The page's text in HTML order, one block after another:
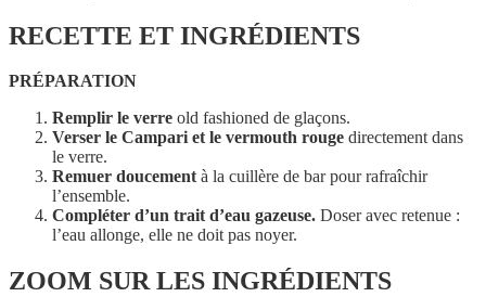
RECETTE ET INGRÉDIENTS
PRÉPARATION
Remplir le verre old fashioned de glaçons.
Verser le Campari et le vermouth rouge directement dans
le verre.
Remuer doucementà la cuillère de bar pour rafraîchir
l’ensemble.
Compléter d’un trait d’eau gazeuse. Doser avec retenue :
l’eau allonge, elle ne doit pas noyer.
ZOOM SUR LES INGRÉDIENTS